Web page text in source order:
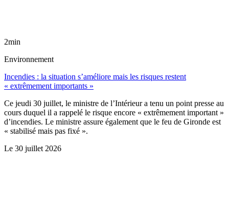
2min
Environnement
Incendies : la situation s’améliore mais les risques restent
« extrêmement importants »
Ce jeudi 30 juillet, le ministre de l’Intérieur a tenu un point presse au
cours duquel il a rappelé le risque encore « extrêmement important »
d’incendies. Le ministre assure également que le feu de Gironde est
« stabilisé mais pas fixé ».
Le 30 juillet 2026